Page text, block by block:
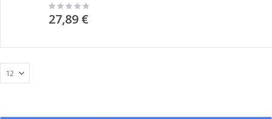
Rating:
0%
27,89 €